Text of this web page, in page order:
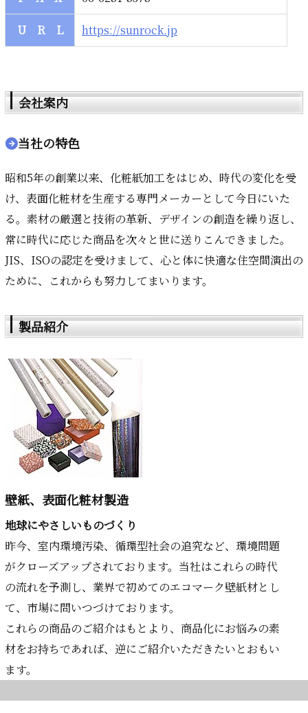
U R L https://sunrock.jp
会社案内
当社の特色
昭和5年の創業以来、化粧紙加工をはじめ、時代の変化を受
け、表面化粧材を生産する専門メーカーとして今日にいた
る。素材の厳選と技術の革新、デザインの創造を繰り返し、
常に時代に応じた商品を次々と世に送りこんできました。
JIS、ISOの認定を受けまして、心と体に快適な住空間演出の
ために、これからも努力してまいります。
製品紹介
壁紙、表面化粧材製造
地球にやさしいものづくり
昨今、室内環境汚染、循環型社会の追究など、環境問題
がクローズアップされております。当社はこれらの時代
の流れを予測し、業界で初めてのエコマーク壁紙材とし
て、市場に問いつづけております。
これらの商品のご紹介はもとより、商品化にお悩みの素
材をお持ちであれば、逆にご紹介いただきたいとおもい
ます。